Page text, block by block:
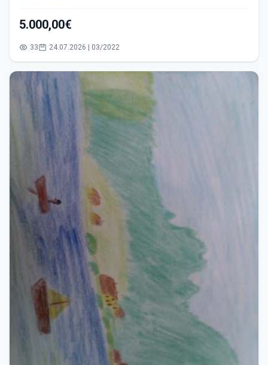
5.000,00€
33 24.07.2026 | 03/2022